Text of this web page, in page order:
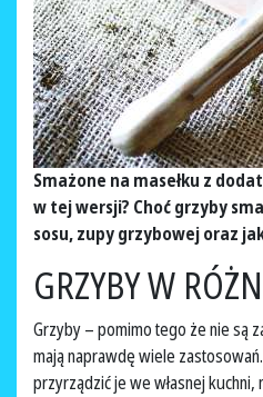
Smażone na masełku z
w tej wersji? Choć grzyby
sosu, zupy grzybowej oraz
GRZYBY W
Grzyby – pomimo tego że nie są
mają naprawdę wiele
przyrządzić je we własnej